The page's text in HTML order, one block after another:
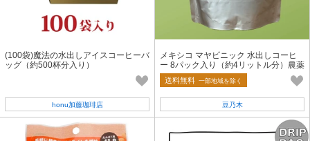
(100袋)魔法の水出しアイスコーヒーバ
ッグ（約500杯分入り）
honu加藤珈琲店
メキシコ マヤビニック 水出しコーヒ
ー 8パック入り（約4リットル分）農薬
不使用【フェアトレード】
送料無料 一部地域を除く
豆乃木